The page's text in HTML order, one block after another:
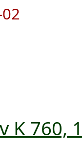
K 760,